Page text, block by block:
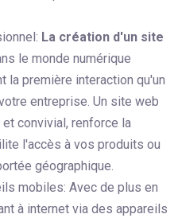
La création d'un site
le monde numérique
la première interaction qu'un
entreprise. Un site web
convivial, renforce la
l'accès à vos produits ou
géographique.
mobiles: Avec de plus en
à internet via des appareils